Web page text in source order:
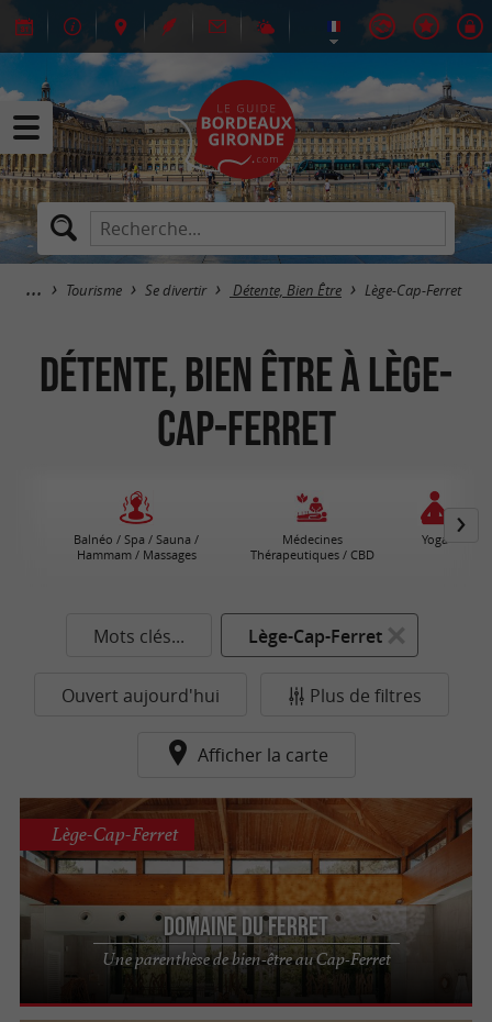
Tourisme Se divertir Détente, Bien Être Lège-Cap-Ferret
Détente, Bien Être à Lège-
Cap-Ferret
Balnéo / Spa / Sauna /
Hammam / Massages
Médecines
Thérapeutiques / CBD
Yoga
Mots clés... Lège-Cap-Ferret
Ouvert aujourd'hui Plus de filtres
Afficher la carte
Domaine du Ferret
Une parenthèse de bien-être au Cap-Ferret
Lège-Cap-Ferret